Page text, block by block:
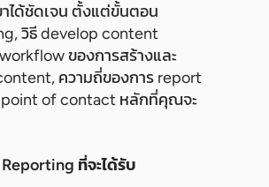
ได้ชัดเจน ตั้งแต่ขั้นตอน
วิธี develop content
ของการสร้างและ
ความถี่ของการ report
point of contact หลักที่คุณจะ
ที่จะได้รับ